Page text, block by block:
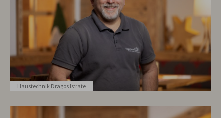
Haustechnik Dragos Istrate